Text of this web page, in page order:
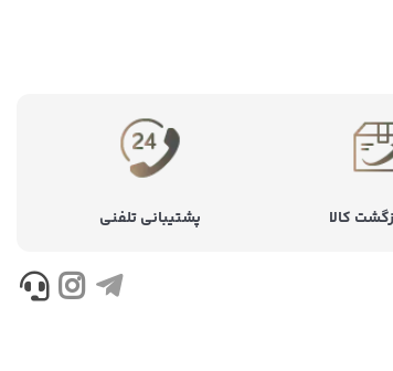
پشتیبانی تلفنی